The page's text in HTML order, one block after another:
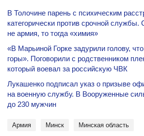
В Толочине парень с психическим
категорически против срочной
не армия, то тогда «химия»
«В Марьиной Горке задурили голову,
горы». Поговорили с родственником
который воевал за российскую ЧВК
Лукашенко подписал указ о призыве
на военную службу. В Вооруженные
до 230 мужчин
Армия Минск Минская область